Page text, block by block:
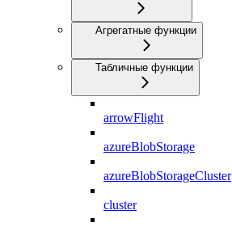
Агрегатные функции
Табличные функции
arrowFlight
azureBlobStorage
azureBlobStorageCluster
cluster